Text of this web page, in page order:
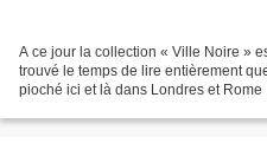
A ce jour la collection « Ville Noire »
trouvé le temps de lire entièrement
pioché ici et là dans Londres et